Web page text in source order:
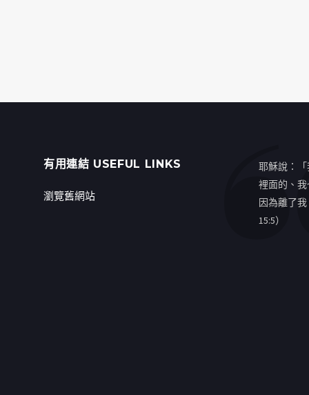
有用連結 USEFUL LINKS
瀏覽舊網站
耶穌說：
裡面的、
因為離了
15:5）